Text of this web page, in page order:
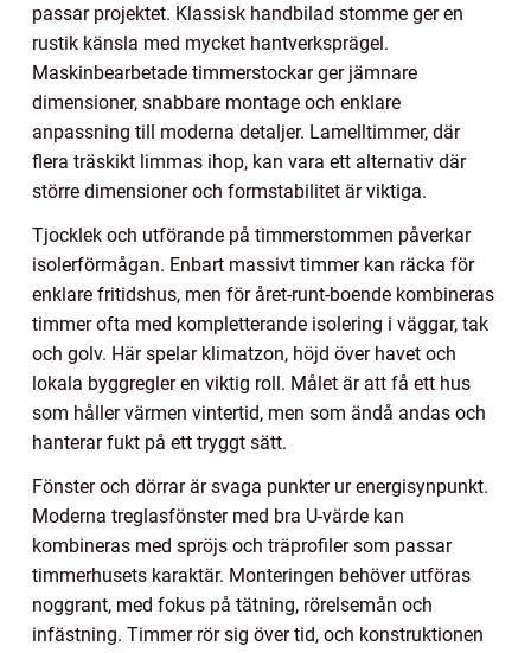
passar projektet. Klassisk handbilad stomme ger en
rustik känsla med mycket hantverksprägel.
Maskinbearbetade timmerstockar ger jämnare
dimensioner, snabbare montage och enklare
anpassning till moderna detaljer. Lamelltimmer, där
flera träskikt limmas ihop, kan vara ett alternativ där
större dimensioner och formstabilitet är viktiga.
Tjocklek och utförande på timmerstommen påverkar
isolerförmågan. Enbart massivt timmer kan räcka för
enklare fritidshus, men för året-runt-boende kombineras
timmer ofta med kompletterande isolering i väggar, tak
och golv. Här spelar klimatzon, höjd över havet och
lokala byggregler en viktig roll. Målet är att få ett hus
som håller värmen vintertid, men som ändå andas och
hanterar fukt på ett tryggt sätt.
Fönster och dörrar är svaga punkter ur energisynpunkt.
Moderna treglasfönster med bra U-värde kan
kombineras med spröjs och träprofiler som passar
timmerhusets karaktär. Monteringen behöver utföras
noggrant, med fokus på tätning, rörelsemån och
infästning. Timmer rör sig över tid, och konstruktionen